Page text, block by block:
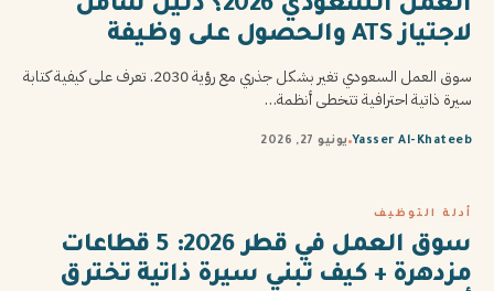
العمل السعودي 2026؟ دليل شامل
لاجتياز ATS والحصول على وظيفة
سوق العمل السعودي تغير بشكل جذري مع رؤية 2030. تعرف على كيفية كتابة
سيرة ذاتية احترافية تتخطى أنظمة…
Yasser Al-Khateeb يونيو 27, 2026
أدلة التوظيف
سوق العمل في قطر 2026: 5 قطاعات
مزدهرة + كيف تبني سيرة ذاتية تخترق